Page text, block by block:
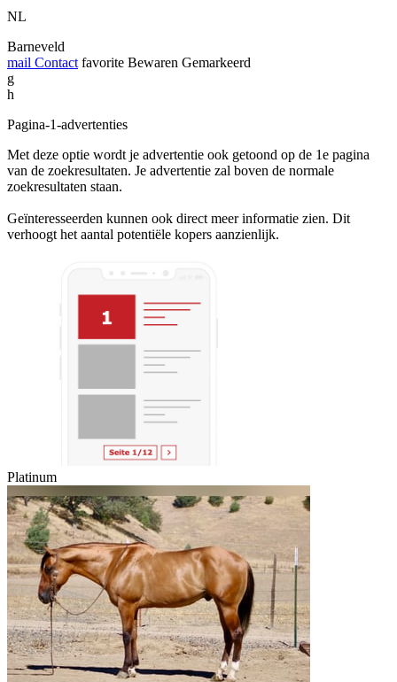
NL
Barneveld
mail Contact favorite Bewaren Gemarkeerd
g
h
Pagina-1-advertenties
Met deze optie wordt je advertentie ook getoond op de 1e pagina
van de zoekresultaten. Je advertentie zal boven de normale
zoekresultaten staan.
Geïnteresseerden kunnen ook direct meer informatie zien. Dit
verhoogt het aantal potentiële kopers aanzienlijk.
Platinum